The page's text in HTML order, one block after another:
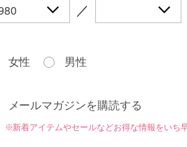
／
女性 男性
メールマガジンを購読する
※新着アイテムやセールなどお得な情報をいち